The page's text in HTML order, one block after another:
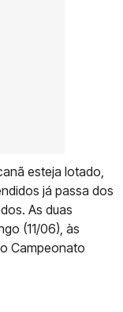
esteja lotado,
já passa dos
As duas
(11/06), às
Campeonato